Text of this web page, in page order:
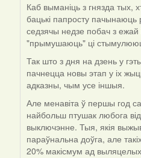
Каб выманіць з гнязда тых,
бацькі папросту пачынаюць
седзячы недзе побач з ежай
"прымушаюць" ці
Так што з дня на дзень у
пачнецца новы этап у іх
адказны, чым усе іншыя.
Але менавіта ў першы год
найбольш птушак любога
выключэнне. Тыя, якія
параўнальна доўга, але
20% макісмум ад